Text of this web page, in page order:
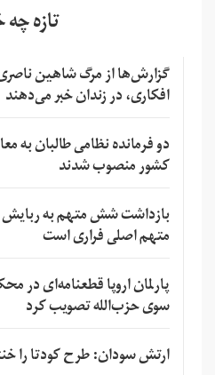
تازه
گزارش‌ها از مرگ شاهین
افکاری، در زندان خبر می‌دهند
دو فرمانده نظامی طالبان به
کشور منصوب شدند
بازداشت شش متهم به
متهم اصلی فراری است
پارلمان اروپا قطعنامه‌ای در
سوی حزب‌الله تصویب کرد
ارتش سودان: طرح کودتا را